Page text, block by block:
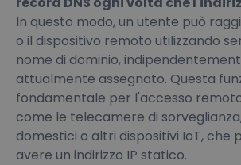
In questo modo, un utente può
o il dispositivo remoto utilizzando
nome di dominio,
attualmente assegnato. Questa
fondamentale per l'accesso
come le telecamere di
domestici o altri dispositivi IoT, che
avere un indirizzo IP statico.